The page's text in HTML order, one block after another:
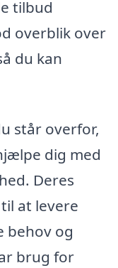
tilbud
overblik over
du kan
står overfor,
dig med
Deres
at levere
behov og
brug for